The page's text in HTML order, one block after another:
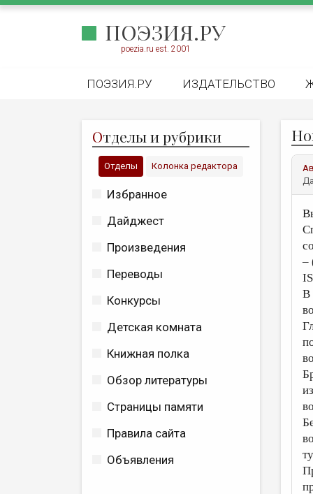
ПОЭЗИЯ.РУ
poezia.ru est. 2001
ПОЭЗИЯ.РУ ИЗДАТЕЛЬСТВО
Отделы и рубрики
Отделы Колонка редактора
Избранное
Дайджест
Произведения
Переводы
Конкурсы
Детская комната
Книжная полка
Обзор литературы
Страницы памяти
Правила сайта
Объявления
–
В